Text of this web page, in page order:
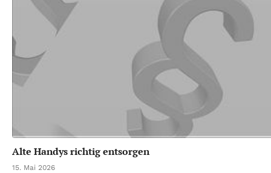
Alte Handys richtig entsorgen
15. Mai 2026